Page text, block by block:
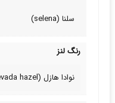
سلنا (selena)
رنگ لنز
نوادا هازل (nevada hazel)